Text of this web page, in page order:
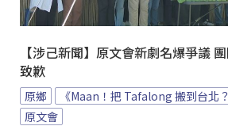
【涉己新聞】原文會新劇名爆爭議
致歉
原鄉 《Maan！把 Tafalong 搬到台北
原文會